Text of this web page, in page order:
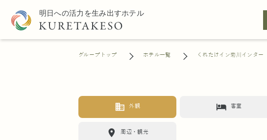
グループトップ ホテル一覧 くれたけイン菊川インター
business 外観 hotel 客室
location_on 周辺・観光